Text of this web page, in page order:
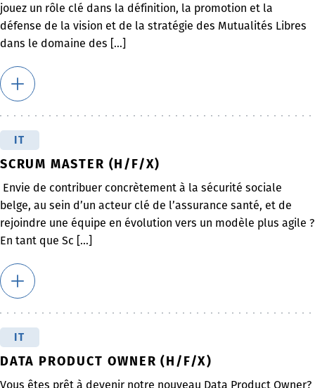
jouez un rôle clé dans la définition, la promotion et la
défense de la vision et de la stratégie des Mutualités Libres
dans le domaine des [...]
IT
SCRUM MASTER (H/F/X)
Envie de contribuer concrètement à la sécurité sociale
belge, au sein d’un acteur clé de l’assurance santé, et de
rejoindre une équipe en évolution vers un modèle plus agile ?
En tant que Sc [...]
IT
DATA PRODUCT OWNER (H/F/X)
Vous êtes prêt à devenir notre nouveau Data Product Owner?